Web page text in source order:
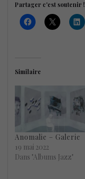
Partager c'est soutenir !
Similaire
Anomalie – Galerie
19 mai 2022
Dans "Albums Jazz"